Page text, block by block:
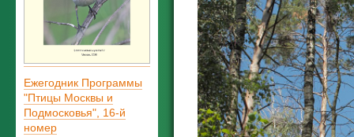
Ежегодник Программы
"Птицы Москвы и
Подмосковья", 16-й
номер